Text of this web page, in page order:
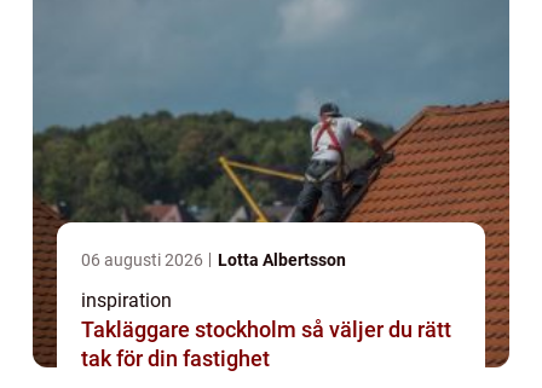
06 augusti 2026 Lotta Albertsson
inspiration
Takläggare stockholm så väljer du rätt
tak för din fastighet